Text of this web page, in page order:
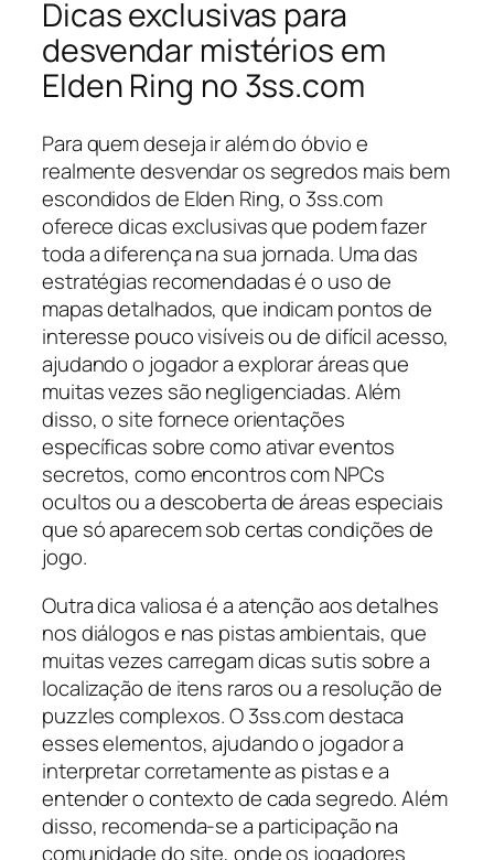
Dicas exclusivas para
desvendar mistérios em
Elden Ring no 3ss.com
Para quem deseja ir além do óbvio e
realmente desvendar os segredos mais bem
escondidos de Elden Ring, o 3ss.com
oferece dicas exclusivas que podem fazer
toda a diferença na sua jornada. Uma das
estratégias recomendadas é o uso de
mapas detalhados, que indicam pontos de
interesse pouco visíveis ou de difícil acesso,
ajudando o jogador a explorar áreas que
muitas vezes são negligenciadas. Além
disso, o site fornece orientações
específicas sobre como ativar eventos
secretos, como encontros com NPCs
ocultos ou a descoberta de áreas especiais
que só aparecem sob certas condições de
jogo.
Outra dica valiosa é a atenção aos detalhes
nos diálogos e nas pistas ambientais, que
muitas vezes carregam dicas sutis sobre a
localização de itens raros ou a resolução de
puzzles complexos. O 3ss.com destaca
esses elementos, ajudando o jogador a
interpretar corretamente as pistas e a
entender o contexto de cada segredo. Além
disso, recomenda-se a participação na
comunidade do site, onde os jogadores